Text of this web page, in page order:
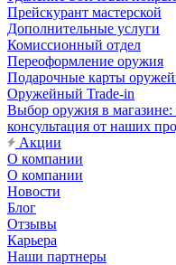
Прейскурант мастерской
Дополнительные услуги
Комиссионный отдел
Переоформление оружия
Подарочные карты
Оружейный Trade-in
Выбор оружия в
консультация от наших
Акции
О компании
О компании
Новости
Блог
Отзывы
Карьера
Наши партнеры